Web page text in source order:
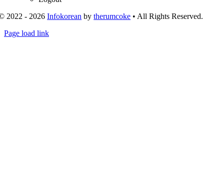
2022 - 2026Infokorean bytherumcoke • All Rights Reserved.
Toggle
Page load link